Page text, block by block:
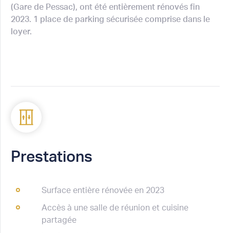
(Gare de Pessac), ont été entièrement rénovés fin
2023. 1 place de parking sécurisée comprise dans le
loyer.
Prestations
Surface entière rénovée en 2023
Accès à une salle de réunion et cuisine
partagée